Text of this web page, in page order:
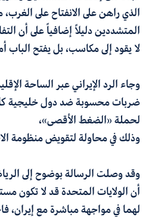
الذي راهن على الانفتاح على
المتشددين دليلاً إضافياً على أن
لا يقود إلى مكاسب، بل يفتح
وجاء الرد الإيراني عبر الساحة
ضربات محسوبة ضد دول خليجية
لحملة «الضغط الأقصى»،
وذلك فيمحاولة لتقويضمنظومة
وقد وصلت الرسالة بوضوح إلى
أن الولايات المتحدة قد لا تكون
لهما في مواجهة مباشرة مع إيران،